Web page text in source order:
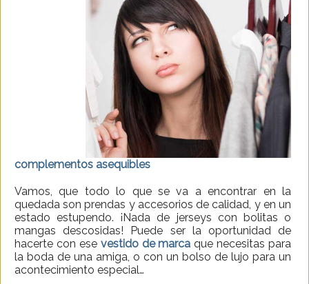
complementos asequibles
Vamos, que todo lo que se va a encontrar en la
quedada son prendas y accesorios de calidad, y en un
estado estupendo. ¡Nada de jerseys con bolitas o
mangas descosidas! Puede ser la oportunidad de
hacerte con esevestido de marca que necesitas para
la boda de una amiga, o con un bolso de lujo para un
acontecimiento especial…